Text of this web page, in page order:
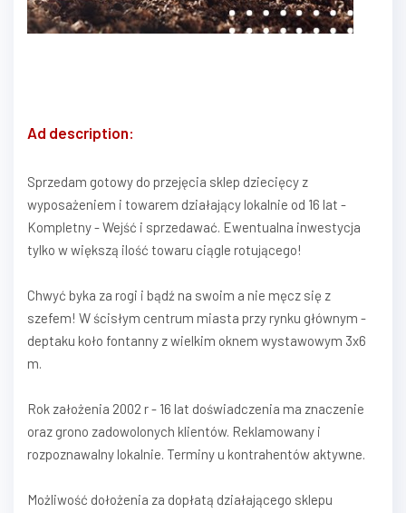
Ad description:
Sprzedam gotowy do przejęcia sklep dziecięcy z
wyposażeniem i towarem działający lokalnie od 16 lat -
Kompletny - Wejść i sprzedawać. Ewentualna inwestycja
tylko w większą ilość towaru ciągle rotującego!
Chwyć byka za rogi i bądź na swoim a nie męcz się z
szefem! W ścisłym centrum miasta przy rynku głównym -
deptaku koło fontanny z wielkim oknem wystawowym 3x6
m.
Rok założenia 2002 r - 16 lat doświadczenia ma znaczenie
oraz grono zadowolonych klientów. Reklamowany i
rozpoznawalny lokalnie. Terminy u kontrahentów aktywne.
Możliwość dołożenia za dopłatą działającego sklepu